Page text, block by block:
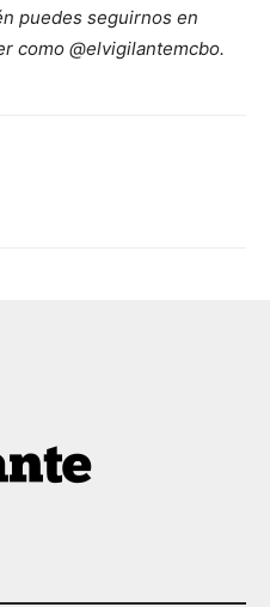
puedes seguirnos en
como @elvigilantemcbo.